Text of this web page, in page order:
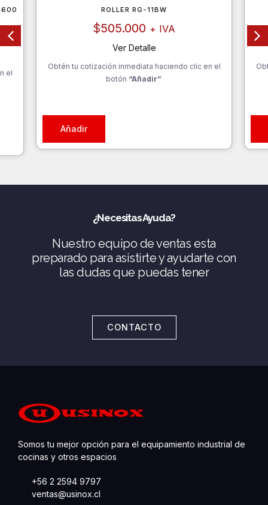
el
ROLLER RG-11BW
$505.000 + IVA
Ver Detalle
Obtén tu cotización inmediata haciendo clic en el
botón “Añadir”
Añadir
¿Necesitas Ayuda?
Nuestro equipo de ventas esta
preparado para asistirte y ayudarte con
las dudas que puedas tener
CONTACTO
Somos tu mejor opción para el equipamiento industrial de
cocinas y otros espacios
+56 2 2594 9797
ventas@usinox.cl